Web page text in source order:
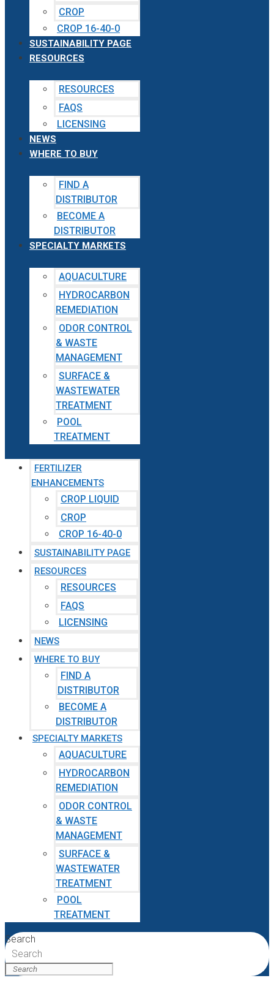
CROP
CROP 16-40-0
SUSTAINABILITY PAGE
RESOURCES
RESOURCES
FAQS
LICENSING
NEWS
WHERE TO BUY
FIND A
DISTRIBUTOR
BECOME A
DISTRIBUTOR
SPECIALTY MARKETS
AQUACULTURE
HYDROCARBON
REMEDIATION
ODOR CONTROL
& WASTE
MANAGEMENT
SURFACE &
WASTEWATER
TREATMENT
POOL
TREATMENT
FERTILIZER
ENHANCEMENTS
CROP LIQUID
CROP
CROP 16-40-0
SUSTAINABILITY PAGE
RESOURCES
RESOURCES
FAQS
LICENSING
NEWS
WHERE TO BUY
FIND A
DISTRIBUTOR
BECOME A
DISTRIBUTOR
SPECIALTY MARKETS
AQUACULTURE
HYDROCARBON
REMEDIATION
ODOR CONTROL
& WASTE
MANAGEMENT
SURFACE &
WASTEWATER
TREATMENT
POOL
TREATMENT
Search
Search